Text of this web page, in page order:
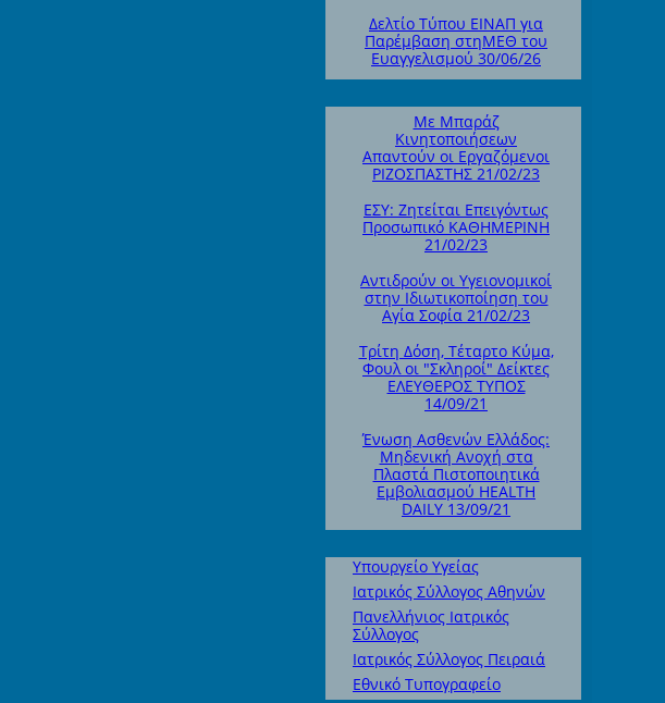
Δελτίο Τύπου ΕΙΝΑΠ για
Παρέμβαση στηΜΕΘ του
Ευαγγελισμού 30/06/26
Με Μπαράζ
Κινητοποιήσεων
Απαντούν οι Εργαζόμενοι
ΡΙΖΟΣΠΑΣΤΗΣ 21/02/23
ΕΣΥ: Ζητείται Επειγόντως
Προσωπικό ΚΑΘΗΜΕΡΙΝΗ
21/02/23
Αντιδρούν οι Υγειονομικοί
στην Ιδιωτικοποίηση του
Αγία Σοφία 21/02/23
Τρίτη Δόση, Τέταρτο Κύμα,
Φουλ οι "Σκληροί" Δείκτες
ΕΛΕΥΘΕΡΟΣ ΤΥΠΟΣ
14/09/21
Ένωση Ασθενών Ελλάδος:
Μηδενική Ανοχή στα
Πλαστά Πιστοποιητικά
Εμβολιασμού HEALTH
DAILY 13/09/21
Υπουργείο Υγείας
Ιατρικός Σύλλογος Αθηνών
Πανελλήνιος Ιατρικός
Σύλλογος
Ιατρικός Σύλλογος Πειραιά
Εθνικό Τυπογραφείο